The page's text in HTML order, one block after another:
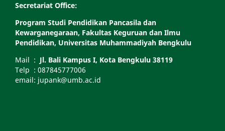
Secretariat Office:
Program Studi Pendidikan Pancasila dan
Kewarganegaraan, Fakultas Keguruan dan Ilmu
Pendidikan, Universitas Muhammadiyah Bengkulu
Mail : Jl. Bali Kampus I, Kota Bengkulu 38119
Telp : 087845777006
email: jupank@umb.ac.id